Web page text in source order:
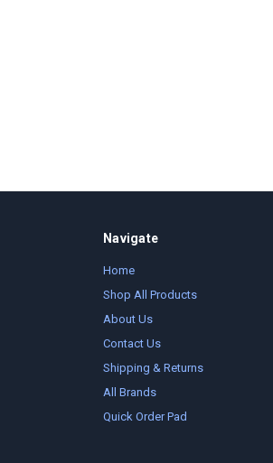
Navigate
Home
Shop All Products
About Us
Contact Us
Shipping & Returns
All Brands
Quick Order Pad